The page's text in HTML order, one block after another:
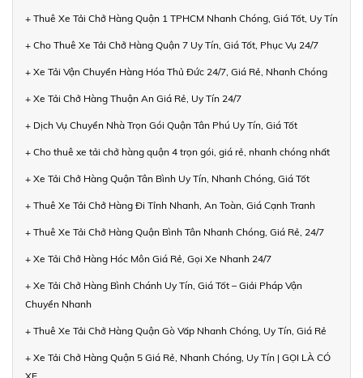
+ Thuê Xe Tải Chở Hàng Quận 1 TPHCM Nhanh Chóng, Giá Tốt, Uy Tín
+ Cho Thuê Xe Tải Chở Hàng Quận 7 Uy Tín, Giá Tốt, Phục Vụ 24/7
+ Xe Tải Vận Chuyển Hàng Hóa Thủ Đức 24/7, Giá Rẻ, Nhanh Chóng
+ Xe Tải Chở Hàng Thuận An Giá Rẻ, Uy Tín 24/7
+ Dịch Vụ Chuyển Nhà Trọn Gói Quận Tân Phú Uy Tín, Giá Tốt
+ Cho thuê xe tải chở hàng quận 4 trọn gói, giá rẻ, nhanh chóng nhất
+ Xe Tải Chở Hàng Quận Tân Bình Uy Tín, Nhanh Chóng, Giá Tốt
+ Thuê Xe Tải Chở Hàng Đi Tỉnh Nhanh, An Toàn, Giá Cạnh Tranh
+ Thuê Xe Tải Chở Hàng Quận Bình Tân Nhanh Chóng, Giá Rẻ, 24/7
+ Xe Tải Chở Hàng Hóc Môn Giá Rẻ, Gọi Xe Nhanh 24/7
+ Xe Tải Chở Hàng Bình Chánh Uy Tín, Giá Tốt – Giải Pháp Vận
Chuyển Nhanh
+ Thuê Xe Tải Chở Hàng Quận Gò Vấp Nhanh Chóng, Uy Tín, Giá Rẻ
+ Xe Tải Chở Hàng Quận 5 Giá Rẻ, Nhanh Chóng, Uy Tín | GỌI LÀ CÓ